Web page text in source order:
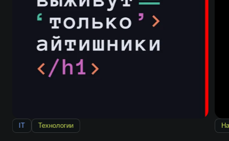
IT Технологии